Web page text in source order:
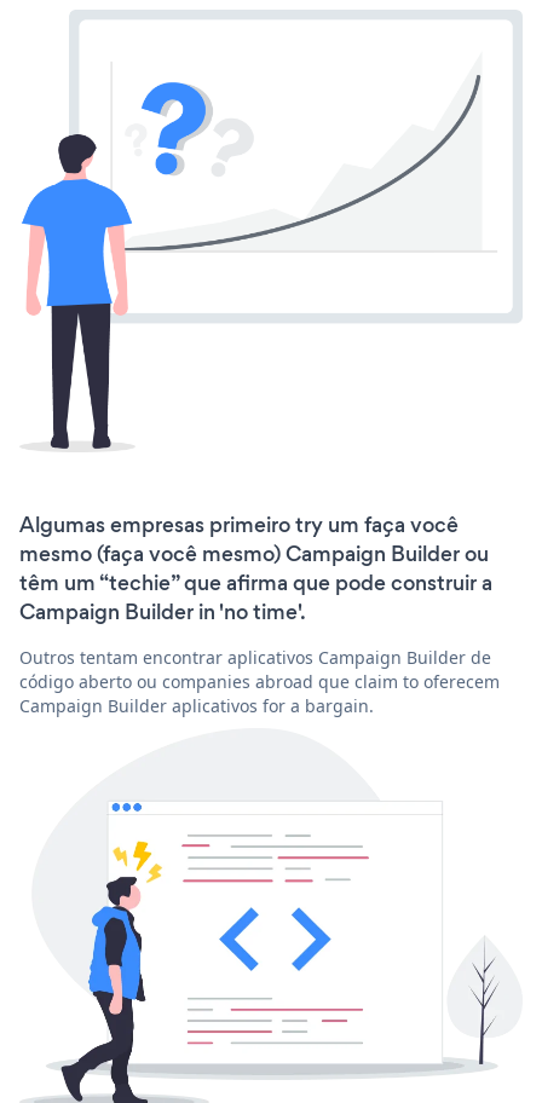
Algumas empresas primeiro try um faça você
mesmo (faça você mesmo) Campaign Builder ou
têm um “techie” que afirma que pode construir a
Campaign Builder in 'no time'.
Outros tentam encontrar aplicativos Campaign Builder de
código aberto ou companies abroad que claim to oferecem
Campaign Builder aplicativos for a bargain.